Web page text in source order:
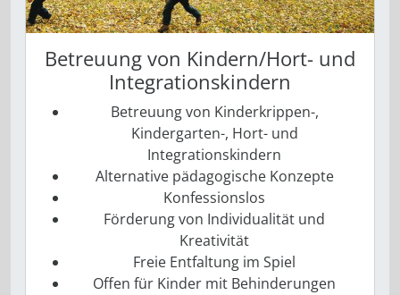
Betreuung von Kindern/Hort- und
Integrationskindern
Betreuung von Kinderkrippen-,
Kindergarten-, Hort- und
Integrationskindern
Alternative pädagogische Konzepte
Konfessionslos
Förderung von Individualität und
Kreativität
Freie Entfaltung im Spiel
Offen für Kinder mit Behinderungen